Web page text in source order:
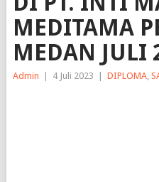
MEDITAMA
MEDAN JULI
Admin 4 Juli 2023 DIPLOMA,